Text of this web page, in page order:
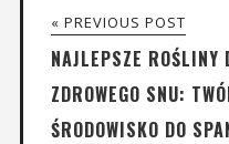
« PREVIOUS POST
NAJLEPSZE ROŚLINY
ZDROWEGO SNU:
ŚRODOWISKO DO